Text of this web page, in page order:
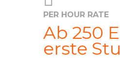
PER HOUR RATE
Ab 250
erste